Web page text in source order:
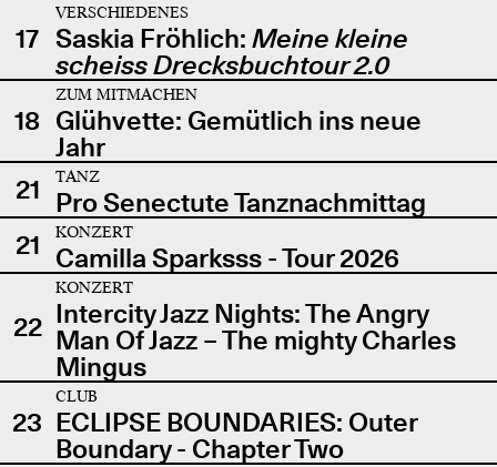
17
VERSCHIEDENES
Saskia Fröhlich: Meine kleine
scheiss Drecksbuchtour 2.0
18
ZUM MITMACHEN
Glühvette: Gemütlich ins neue
Jahr
21
TANZ
Pro Senectute Tanznachmittag
21
KONZERT
Camilla Sparksss - Tour 2026
22
KONZERT
Intercity Jazz Nights: The Angry
Man Of Jazz – The mighty Charles
Mingus
23
CLUB
ECLIPSE BOUNDARIES: Outer
Boundary - Chapter Two